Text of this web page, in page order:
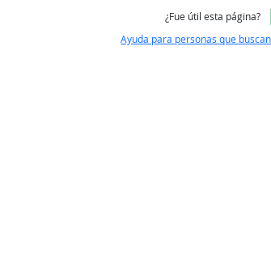
¿Fue útil esta página?
Ayuda para personas que